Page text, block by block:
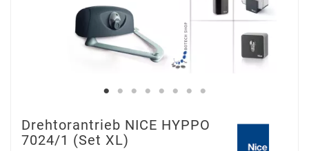
Drehtorantrieb NICE HYPPO
7024/1 (Set XL)